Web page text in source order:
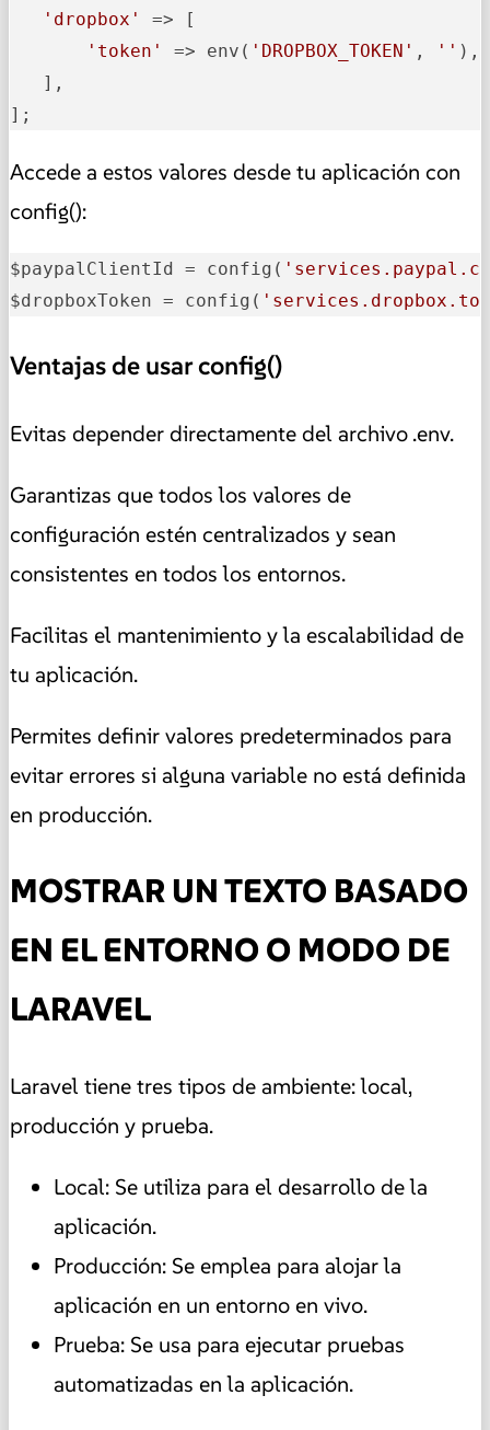
'dropbox'
=> [
'token'
=> env( 'DROPBOX_TOKEN' , '' ),
   ],
];
Accede a estos valores desde tu aplicación con
config():
$paypalClientId = config(
$dropboxToken = config(
Ventajas de usar config()
Evitas depender directamente del archivo .env.
Garantizas que todos los valores de
configuración estén centralizados y sean
consistentes en todos los entornos.
Facilitas el mantenimiento y la escalabilidad de
tu aplicación.
Permites definir valores predeterminados para
evitar errores si alguna variable no está definida
en producción.
MOSTRAR UN TEXTO BASADO
EN EL ENTORNO O MODO DE
LARAVEL
Laravel tiene tres tipos de ambiente: local,
producción y prueba.
Local: Se utiliza para el desarrollo de la
aplicación.
Producción: Se emplea para alojar la
aplicación en un entorno en vivo.
Prueba: Se usa para ejecutar pruebas
automatizadas en la aplicación.